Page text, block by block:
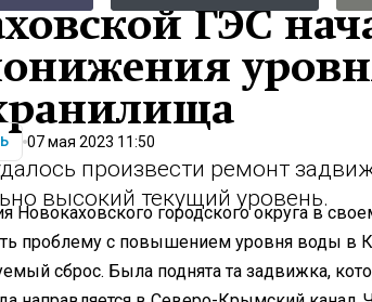
ГЭС
07 мая 2023 11:50
произвести ремонт
высокий текущий уровень.
Новокаховского городского округа в
проблему с повышением уровня воды в
сброс. Была поднята та задвижка,